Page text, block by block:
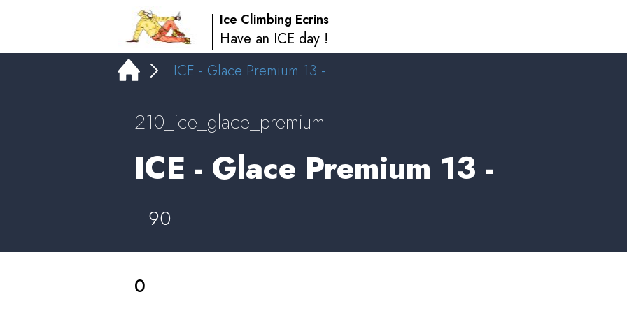
Ice Climbing Ecrins
Have an ICE day !
ICE - Glace Premium 13 -
210_ice_glace_premium
ICE - Glace Premium 13 -
90
0